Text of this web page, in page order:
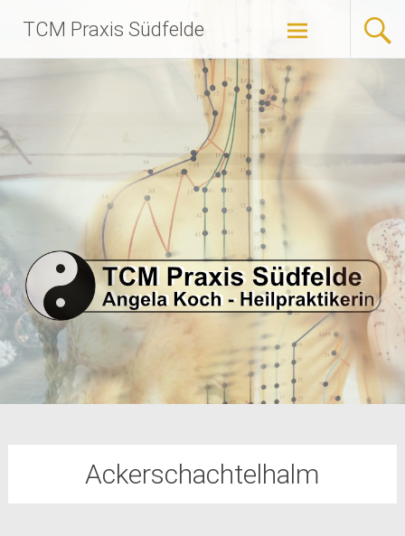
TCM Praxis Südfelde
Ackerschachtelhalm